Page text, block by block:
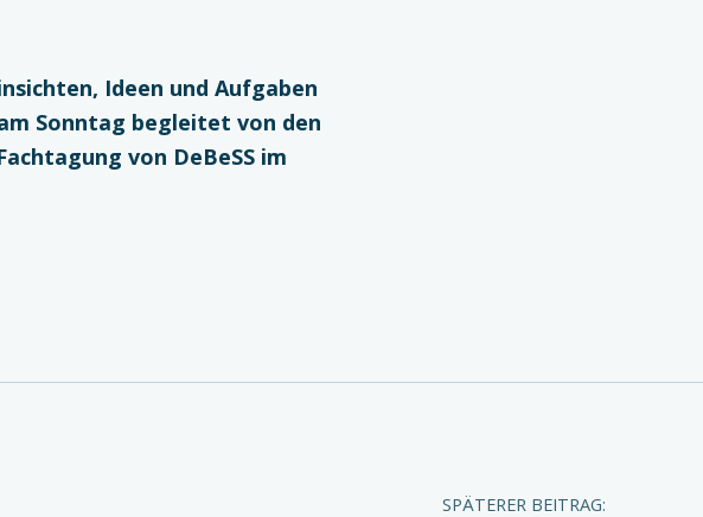
Ideen und Aufgaben
Sonntag begleitet von den
von DeBeSS im
SPÄTERER BEITRAG: